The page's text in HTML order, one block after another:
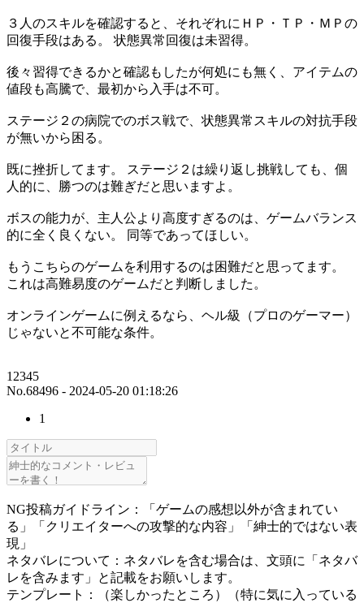
３人のスキルを確認すると、それぞれにＨＰ・ＴＰ・ＭＰの
回復手段はある。 状態異常回復は未習得。
後々習得できるかと確認もしたが何処にも無く、アイテムの
値段も高騰で、最初から入手は不可。
ステージ２の病院でのボス戦で、状態異常スキルの対抗手段
が無いから困る。
既に挫折してます。 ステージ２は繰り返し挑戦しても、個
人的に、勝つのは難ぎだと思いますよ。
ボスの能力が、主人公より高度すぎるのは、ゲームバランス
的に全く良くない。 同等であってほしい。
もうこちらのゲームを利用するのは困難だと思ってます。
これは高難易度のゲームだと判断しました。
オンラインゲームに例えるなら、ヘル級（プロのゲーマー）
じゃないと不可能な条件。
12345
No.68496 - 2024-05-20 01:18:26
1
NG投稿ガイドライン：「ゲームの感想以外が含まれてい
る」「クリエイターへの攻撃的な内容」「紳士的ではない表
現」
ネタバレについて：ネタバレを含む場合は、文頭に「ネタバ
レを含みます」と記載をお願いします。
テンプレート：（楽しかったところ）（特に気に入っている